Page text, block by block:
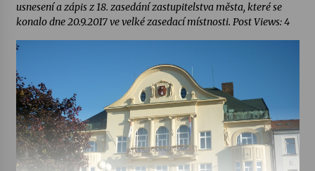
usnesení a zápis z 18. zasedání zastupitelstva města, které se
konalo dne 20.9.2017 ve velké zasedací místnosti. Post Views: 4